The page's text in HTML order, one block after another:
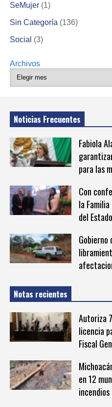
SeMujer (1)
Sin Categoría (136)
Social (3)
Archivos
Noticias Frecuentes
Fabiola
para las
Con
la
del Estado
Notas recientes
Autoriza
licencia
Fiscal
en 12
incendios